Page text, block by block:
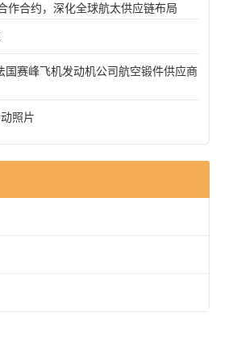
作合约，深化全球航太供应链布局
国赛峰飞机发动机公司航空锻件供应商
照片